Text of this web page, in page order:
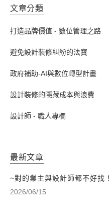
文章分類
打造品牌價值 - 數位管理之路
避免設計裝修糾紛的法寶
政府補助-AI與數位轉型計畫
設計裝修的隱藏成本與浪費
設計師 - 職人專欄
最新文章
~對的業主與設計師都不好找
2026/06/15